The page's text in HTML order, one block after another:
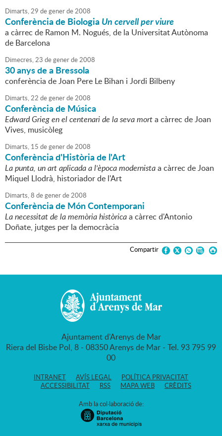
Dimarts,29 degenerde2008
Conferència de BiologiaUn cervell per viure
a càrrec de Ramon M. Nogués, de la Universitat Autònoma
de Barcelona
Dimecres,23 degenerde2008
30 anys de a Bressola
conferència de Joan Pere Le Bihan i Jordi Bilbeny
Dimarts,22 degenerde2008
Conferència de Música
Edward Grieg en el centenari de la seva morta càrrec de Joan
Vives, musicòleg
Dimarts, 15 degenerde2008
Conferència d'Història de l'Art
La punta, un art aplicada a l'època modernistaa càrrec de Joan
Miquel Llodrà, historiador de l'Art
Dimarts,8 degenerde2008
Conferència de Món Contemporani
La necessitat de la memòria històricaa càrrec d'Antonio
Doñate, jutges per la democràcia
Compartir
Ajuntament d'Arenys de Mar
Riera del Bisbe Pol, 8 - 08350 Arenys de Mar - Tel. 93 795 99
00
INTRANET AVÍS LEGAL
POLÍTICA PRIVACITAT
ACCESSIBILITAT
RSS MAPA WEB CRÈDITS
Amb la col·laboració de: